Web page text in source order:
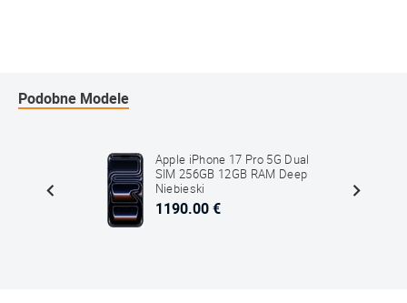
Podobne Modele
Apple iPhone 17 Pro 5G Dual
SIM 256GB 12GB RAM Deep
Niebieski
1190.00 €